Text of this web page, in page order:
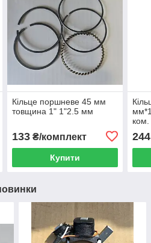
Кільце поршневе 45 мм
товщина 1" 1"2.5 мм
133₴/комплект
Купити
244